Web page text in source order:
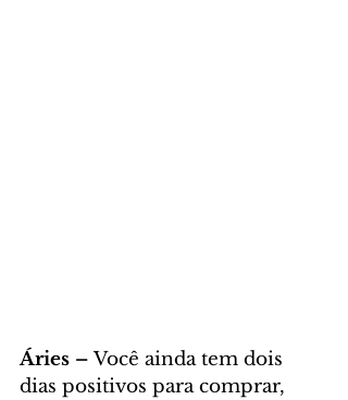
Áries – Você ainda tem dois
dias positivos para comprar,